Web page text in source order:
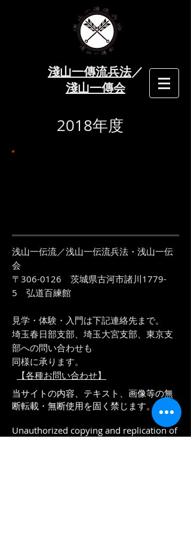
淺山一傳流兵法​／
淺山一傳会
​2018年度
浅山一伝流／浅山一伝流兵法・浅山一伝
会
〒306-0126 茨城県古河市諸川1779-
5 弘道百練館
​見学・体験・入門は下記連絡先まで。
埼玉春日部支部、埼玉大宮支部、東京支
部への問い合わせも
同様に承ります。
【各種お問い合わせ】
当サイトの内容、テキスト、画像等の無
断転載・無断使用を固く禁じます。
Unauthorized copying and replication of